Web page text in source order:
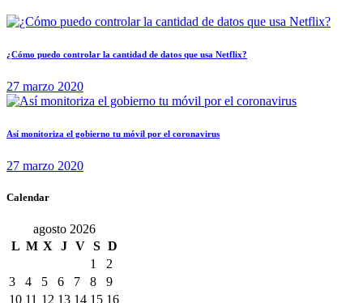
¿Cómo puedo controlar la cantidad de datos que usa Netflix?
27 marzo 2020
Así monitoriza el gobierno tu móvil por el coronavirus
27 marzo 2020
Calendar
agosto 2026
L M X J V S D
1
2
3
4 5 6 7 8
9
10 11 12 13 14 15 16